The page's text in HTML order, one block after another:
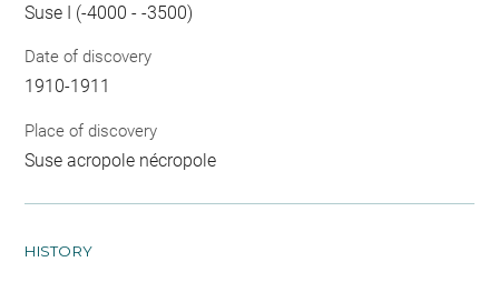
Suse I (-4000 - -3500)
Date of discovery
1910-1911
Place of discovery
Suse acropole nécropole
HISTORY